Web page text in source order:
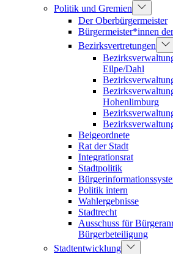
Politik und Gremien
Der Oberbürgermeister
Bürgermeister*innen
Bezirksvertretungen
Eilpe/Dahl
Hohenlimburg
Beigeordnete
Rat der Stadt
Integrationsrat
Stadtpolitik
Politik intern
Wahlergebnisse
Stadtrecht
Ausschuss für
Bürgerbeteiligung
Stadtentwicklung